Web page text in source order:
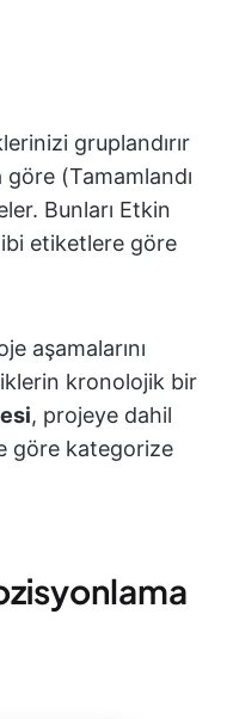
gruplandırır
(Tamamlandı
Bunları Etkin
etiketlere göre
aşamalarını
kronolojik bir
, projeye dahil
göre kategorize